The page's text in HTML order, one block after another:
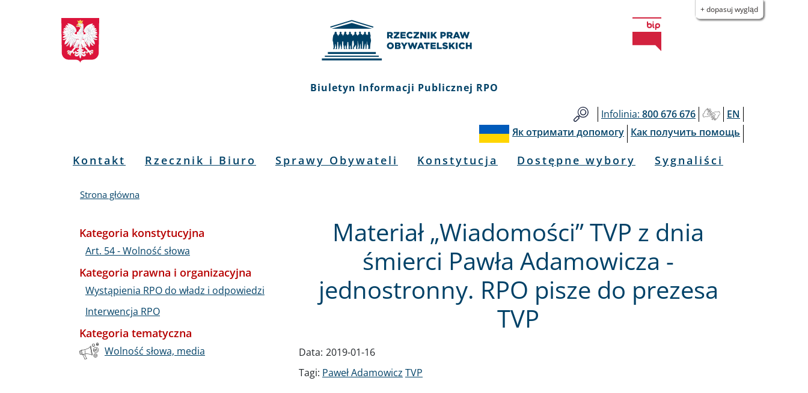
Biuletyn
Informacji
Publicznej
+ dopasuj wygląd
Biuletyn Informacji Publicznej RPO
Infolinia: 800 676 676
EN
Як отримати допомогу Как получить помощь
Menu
Kontakt Rzecznik i Biuro Sprawy Obywateli Konstytucja Dostępne wybory Sygnaliści
Strona główna
Materiał „Wiadomości” TVP z dnia
śmierci Pawła Adamowicza -
jednostronny. RPO pisze do prezesa
TVP
Data: 2019-01-16
Tagi: Paweł Adamowicz TVP
Kategoria konstytucyjna
Art. 54 - Wolność słowa
Kategoria prawna i organizacyjna
Wystąpienia RPO do władz i odpowiedzi
Interwencja RPO
Kategoria tematyczna
Wolność słowa, media